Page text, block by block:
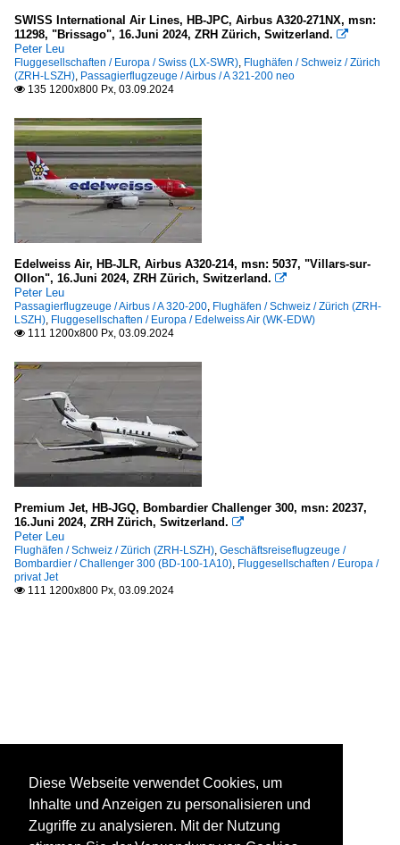
SWISS International Air Lines, HB-JPC, Airbus A320-271NX, msn:
11298, "Brissago", 16.Juni 2024, ZRH Zürich, Switzerland. 
Peter Leu
Fluggesellschaften / Europa / Swiss (LX-SWR), Flughäfen / Schweiz / Zürich
(ZRH-LSZH), Passagierflugzeuge / Airbus / A 321-200 neo
 135 1200x800 Px, 03.09.2024
Edelweiss Air, HB-JLR, Airbus A320-214, msn: 5037, "Villars-sur-
Ollon", 16.Juni 2024, ZRH Zürich, Switzerland. 
Peter Leu
Passagierflugzeuge / Airbus / A 320-200, Flughäfen / Schweiz / Zürich (ZRH-
LSZH), Fluggesellschaften / Europa / Edelweiss Air (WK-EDW)
 111 1200x800 Px, 03.09.2024
Premium Jet, HB-JGQ, Bombardier Challenger 300, msn: 20237,
16.Juni 2024, ZRH Zürich, Switzerland. 
Peter Leu
Flughäfen / Schweiz / Zürich (ZRH-LSZH), Geschäftsreiseflugzeuge /
Bombardier / Challenger 300 (BD-100-1A10), Fluggesellschaften / Europa /
privat Jet
 111 1200x800 Px, 03.09.2024
Diese Webseite verwendet Cookies, um
Inhalte und Anzeigen zu personalisieren und
Zugriffe zu analysieren. Mit der Nutzung